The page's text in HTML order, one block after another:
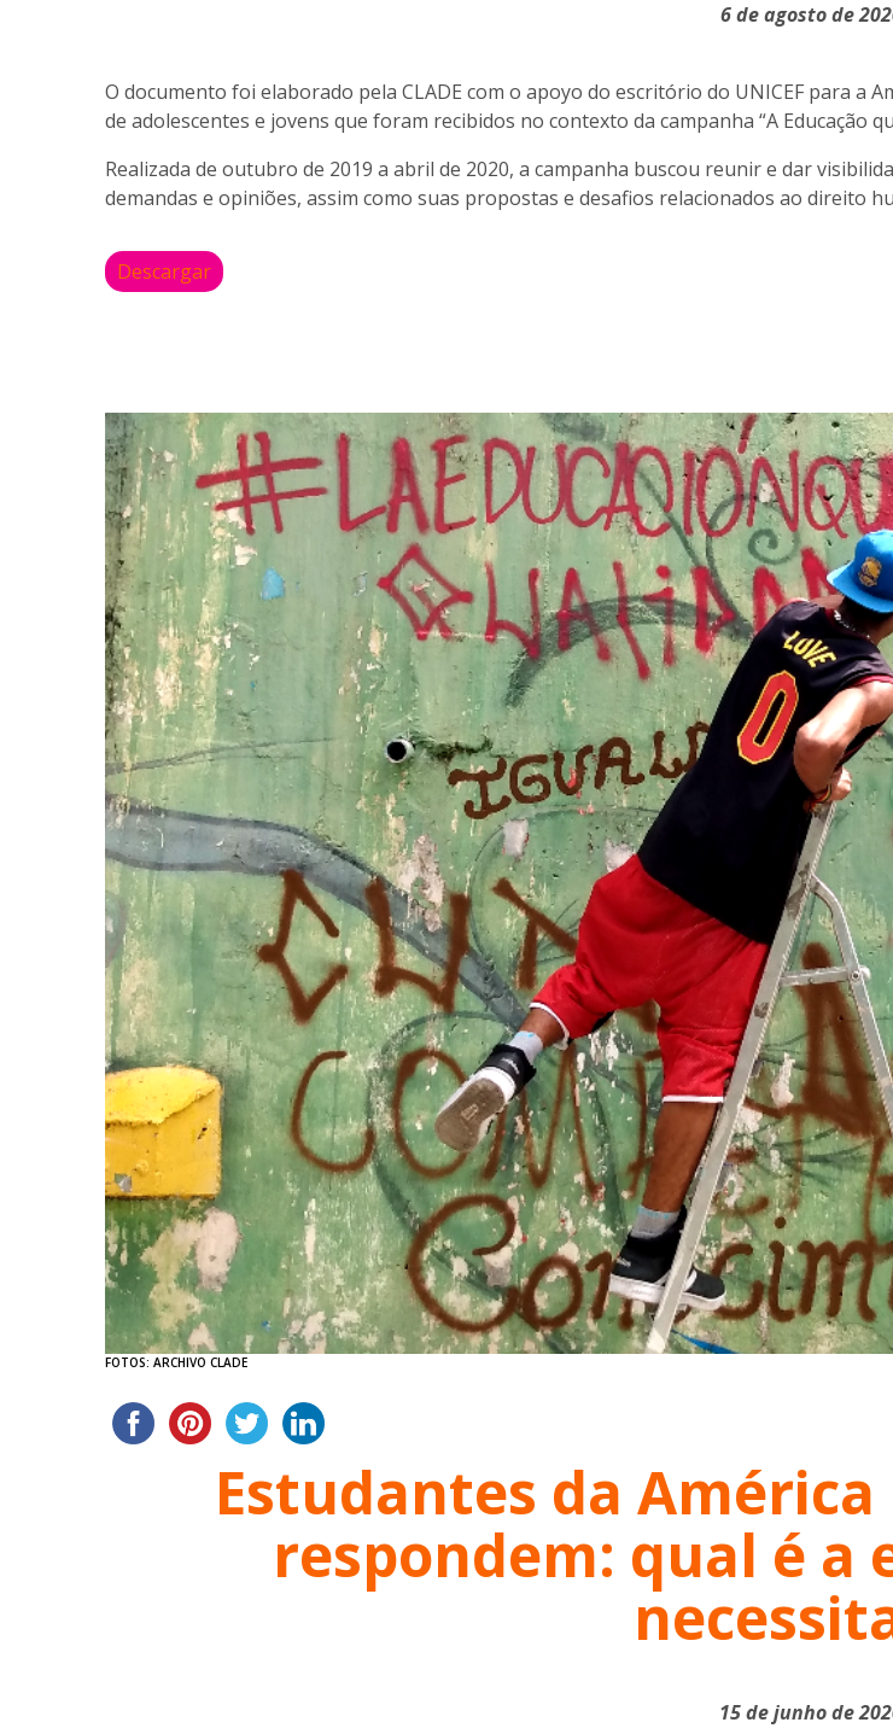
6 de agosto de
O documento foi elaborado pela CLADE com o apoyo do escritório do UNICEF para a
de adolescentes e jovens que foram recibidos no contexto da campanha “A Educação
Realizada de outubro de 2019 a abril de 2020, a campanha buscou reunir e dar
demandas e opiniões, assim como suas propostas e desafios relacionados ao direito
Descargar
FOTOS: ARCHIVO CLADE
Estudantes da
respondem: qual é a
15 de junho de